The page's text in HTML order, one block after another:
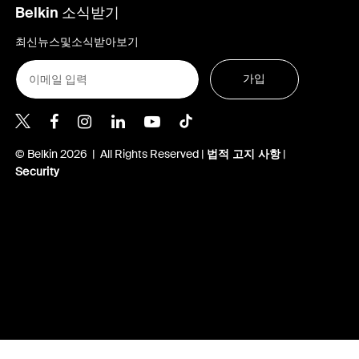
Belkin 소식받기
최신뉴스및소식받아보기
가입
Belkin Twitter
© Belkin 2026 | All Rights Reserved | 법적 고지 사항|
Security